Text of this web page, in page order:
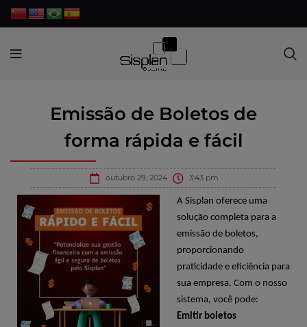
Emissão de Boletos de
forma rápida e fácil
outubro 29, 2024 3:43 pm
A Sisplan oferece uma
solução completa para a
emissão de boletos,
proporcionando
praticidade e eficiência para
sua empresa. Com o nosso
sistema, você pode:
Emitir boletos